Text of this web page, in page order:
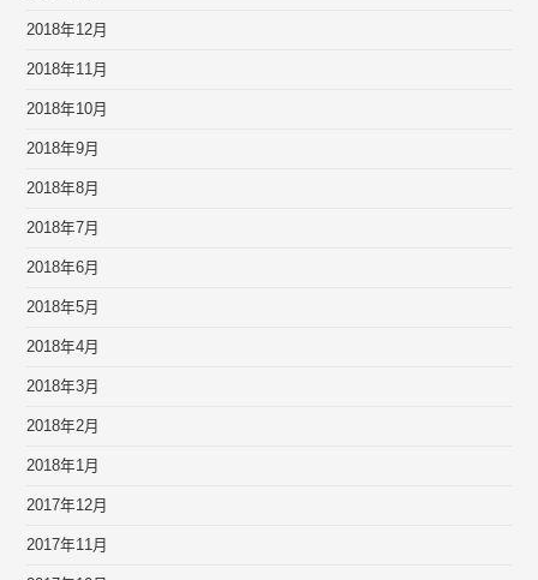
2018年12月
2018年11月
2018年10月
2018年9月
2018年8月
2018年7月
2018年6月
2018年5月
2018年4月
2018年3月
2018年2月
2018年1月
2017年12月
2017年11月